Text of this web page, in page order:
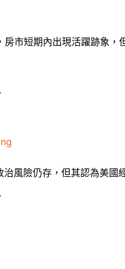
市短期內出現活躍跡象，
風險仍存，但其認為美國